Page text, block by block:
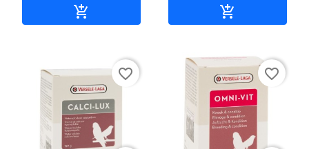
 
favorite_border favorite_border